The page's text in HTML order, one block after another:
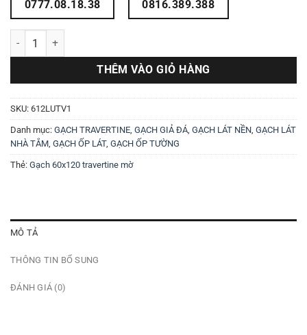
0777.08.18.38 0816.389.388
Gạch travertine 60x120 612LUTV1 số lượng
THÊM VÀO GIỎ HÀNG
SKU: 612LUTV1
Danh mục: GẠCH TRAVERTINE, GẠCH GIẢ ĐÁ, GẠCH LÁT NỀN, GẠCH LÁT
NHÀ TẮM, GẠCH ỐP LÁT, GẠCH ỐP TƯỜNG
Thẻ: Gạch 60x120 travertine mờ
MÔ TẢ
THÔNG TIN BỔ SUNG
ĐÁNH GIÁ (0)